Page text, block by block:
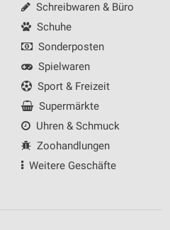
Schreibwaren & Büro
Schuhe
Sonderposten
Spielwaren
Sport & Freizeit
Supermärkte
Uhren & Schmuck
Zoohandlungen
Weitere Geschäfte